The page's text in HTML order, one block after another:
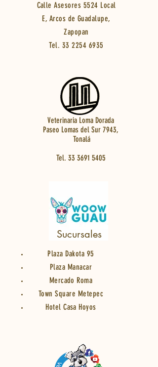
Calle Asesores 5524 Local
E, Arcos de Guadalupe,
Zapopan
Tel. 33 2254 6935
Veterinaria Loma Dorada
Paseo Lomas del Sur 7943,
Tonalá
Tel. 33 3691 5405
Plaza Dakota 95
Plaza Manacar
Mercado Roma
Town Square Metepec
Hotel Casa Hoyos
Sucursales